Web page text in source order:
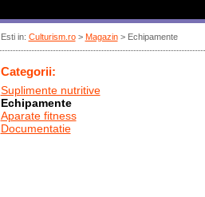
Esti in: Culturism.ro> Magazin> Echipamente
Categorii:
Suplimente nutritive
Echipamente
Aparate fitness
Documentatie